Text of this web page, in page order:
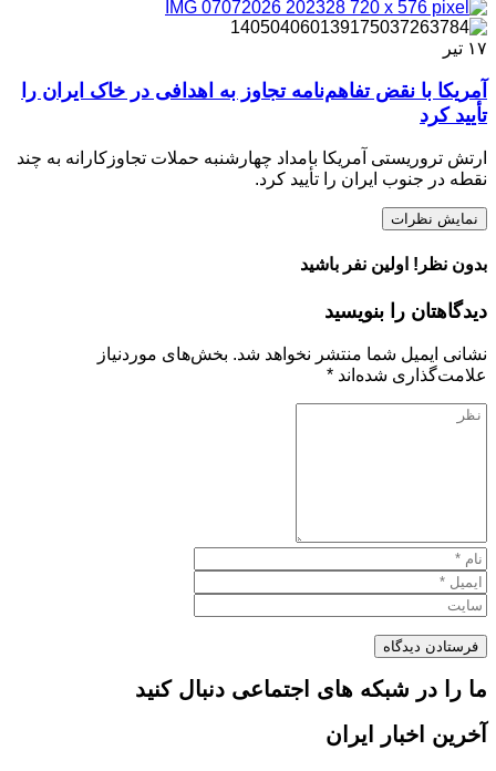
۱۷ تیر
آمریکا با نقض تفاهم‌نامه تجاوز به اهدافی در خاک ایران را
تأیید کرد
ارتش تروریستی آمریکا بامداد چهارشنبه حملات تجاوزکارانه به چند
نقطه در جنوب ایران را تأیید کرد.
نمایش نظرات
بدون نظر! اولین نفر باشید
دیدگاهتان را بنویسید
نشانی ایمیل شما منتشر نخواهد شد. بخش‌های موردنیاز
علامت‌گذاری شده‌اند *
ما را در شبکه های اجتماعی دنبال کنید
آخرین اخبار ایران